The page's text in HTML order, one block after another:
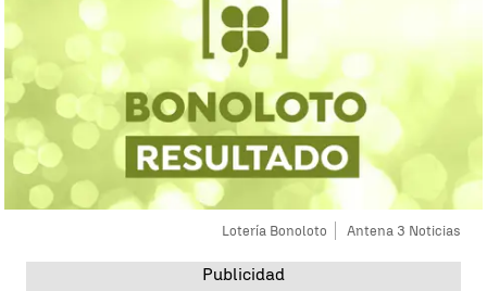
Lotería Bonoloto Antena 3 Noticias